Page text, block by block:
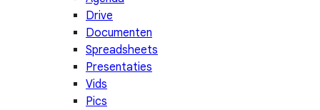
Drive
Documenten
Spreadsheets
Presentaties
Vids
Pics